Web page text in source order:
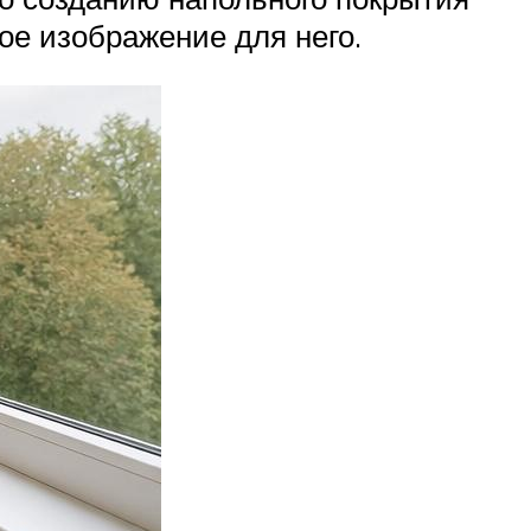
изображение для него.